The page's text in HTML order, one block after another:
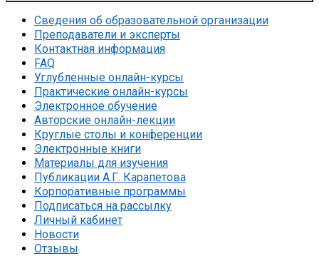
Сведения об образовательной организации
Преподаватели и эксперты
Контактная информация
FAQ
Углубленные онлайн-курсы
Практические онлайн-курсы
Электронное обучение
Авторские онлайн-лекции
Круглые столы и конференции
Электронные книги
Материалы для изучения
Публикации А.Г. Карапетова
Корпоративные программы
Подписаться на рассылку
Личный кабинет
Новости
Отзывы